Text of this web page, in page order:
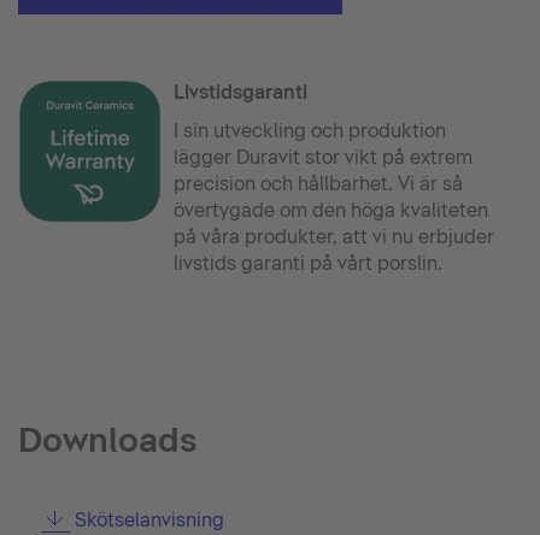
Livstidsgaranti
I sin utveckling och produktion
lägger Duravit stor vikt på extrem
precision och hållbarhet. Vi är så
övertygade om den höga kvaliteten
på våra produkter, att vi nu erbjuder
livstids garanti på vårt porslin.
Downloads
Skötselanvisning